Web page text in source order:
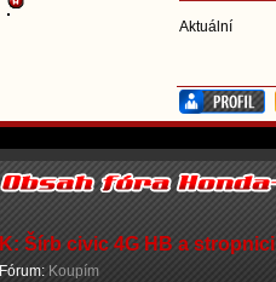
Aktuální
K: Šírb civic 4G HB a stropnici
Fórum: Koupím